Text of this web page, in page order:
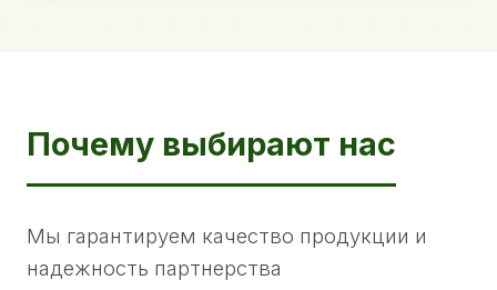
Почему выбирают нас
Мы гарантируем качество продукции и
надежность партнерства